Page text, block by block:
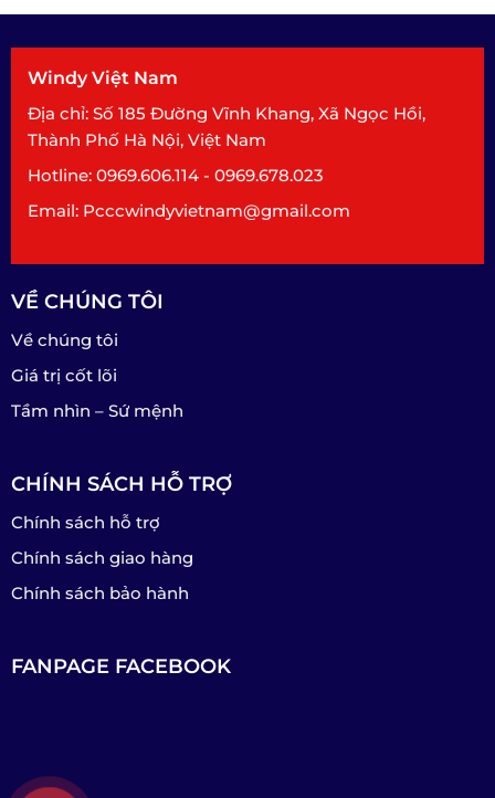
Windy Việt Nam
Địa chỉ: Số 185 Đường Vĩnh Khang, Xã Ngọc Hồi,
Thành Phố Hà Nội, Việt Nam
Hotline: 0969.606.114 - 0969.678.023
Email: Pcccwindyvietnam@gmail.com
VỀ CHÚNG TÔI
Về chúng tôi
Giá trị cốt lõi
Tầm nhìn – Sứ mệnh
CHÍNH SÁCH HỖ TRỢ
Chính sách hỗ trợ
Chính sách giao hàng
Chính sách bảo hành
FANPAGE FACEBOOK